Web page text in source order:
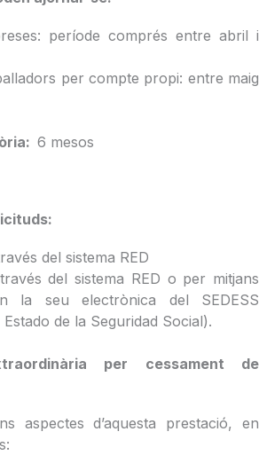
període comprés entre abril i
per compte propi: entre maig
6 mesos
del sistema RED
del sistema RED o per mitjans
la seu electrònica del SEDESS
de la Seguridad Social).
per cessament de
aspectes d’aquesta prestació, en